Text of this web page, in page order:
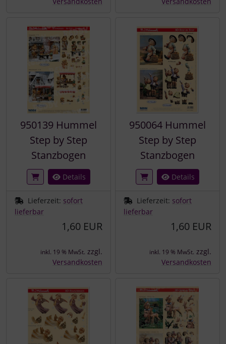
950139 Hummel
Step by Step
Stanzbogen
Details
Lieferzeit: sofort
lieferbar
1,60 EUR
inkl. 19 % MwSt. zzgl.
Versandkosten
950064 Hummel
Step by Step
Stanzbogen
Details
Lieferzeit: sofort
lieferbar
1,60 EUR
inkl. 19 % MwSt. zzgl.
Versandkosten